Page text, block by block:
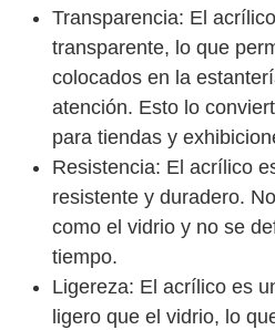
Transparencia: El
transparente, lo que
colocados en la
atención. Esto lo
para tiendas y
Resistencia: El acrílico
resistente y duradero.
como el vidrio y no se
tiempo.
Ligereza: El acrílico es
ligero que el vidrio, lo